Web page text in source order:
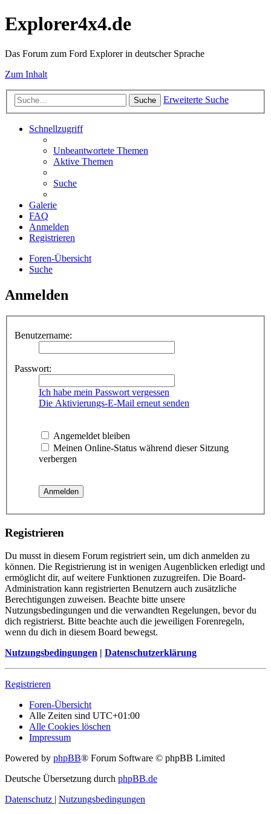
Explorer4x4.de
Das Forum zum Ford Explorer in deutscher Sprache
Zum Inhalt
Suche Erweiterte Suche
Schnellzugriff
Unbeantwortete Themen
Aktive Themen
Suche
Galerie
FAQ
Anmelden
Registrieren
Foren-Übersicht
Suche
Anmelden
Benutzername:
Passwort:
Ich habe mein Passwort vergessen
Die Aktivierungs-E-Mail erneut senden
Angemeldet bleiben
Meinen Online-Status während dieser Sitzung
verbergen
Registrieren
Du musst in diesem Forum registriert sein, um dich anmelden zu
können. Die Registrierung ist in wenigen Augenblicken erledigt und
ermöglicht dir, auf weitere Funktionen zuzugreifen. Die Board-
Administration kann registrierten Benutzern auch zusätzliche
Berechtigungen zuweisen. Beachte bitte unsere
Nutzungsbedingungen und die verwandten Regelungen, bevor du
dich registrierst. Bitte beachte auch die jeweiligen Forenregeln,
wenn du dich in diesem Board bewegst.
Nutzungsbedingungen | Datenschutzerklärung
Registrieren
Foren-Übersicht
Alle Zeiten sind UTC+01:00
Alle Cookies löschen
Impressum
Powered by phpBB® Forum Software © phpBB Limited
Deutsche Übersetzung durch phpBB.de
Datenschutz | Nutzungsbedingungen